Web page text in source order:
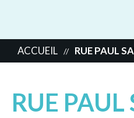
ACCUEIL // RUE PAUL
RUE